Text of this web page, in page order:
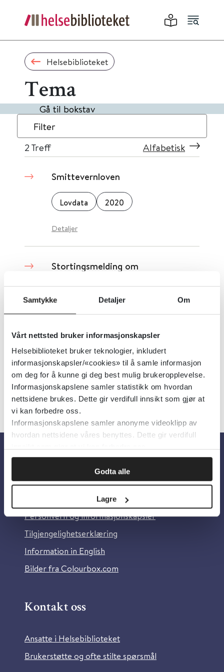
Samtykke Detaljer Om
Vårt nettsted bruker informasjonskapsler
Helsebiblioteket bruker teknologier, inkludert
informasjonskapsler/«cookies» til å samle informasjon
om deg for å kunne gi deg best mulig brukeropplevelse.
Informasjonskapslene samler statistikk om hvordan
nettsidene brukes. Dette gir verdifull innsikt som gjør at
vi kan forbedre oss.
Informasjonskapslene samler anonyme videoklipp av
hvordan nettsidene våres benyttes. Dette gir verdifull
Godta alle
Lagre
Helsebiblioteket
Tema
Gå til bokstav
Filter
2 Treff Alfabetisk
Smittevernloven
Lovdata 2020
Detaljer
Stortingsmelding om
(2015–2016)
Detaljer
Om Helsebiblioteket
Personvern og informasjonskapsler
Tilgjengelighetserklæring
Information in English
Bilder fra Colourbox.com
Kontakt oss
Ansatte i Helsebiblioteket
Brukerstøtte og ofte stilte spørsmål